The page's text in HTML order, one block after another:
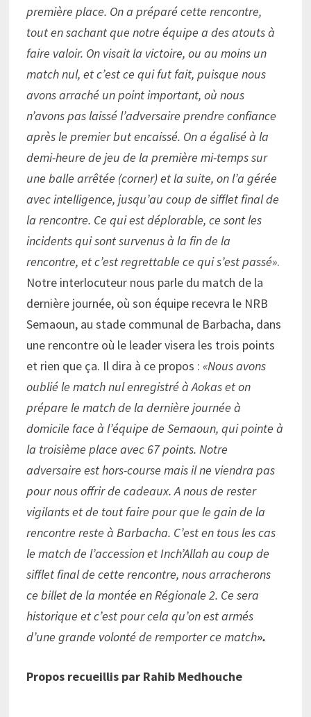
première place. On a préparé cette rencontre,
tout en sachant que notre équipe a des atouts à
faire valoir. On visait la victoire, ou au moins un
match nul, et c’est ce qui fut fait, puisque nous
avons arraché un point important, où nous
n’avons pas laissé l’adversaire prendre confiance
après le premier but encaissé. On a égalisé à la
demi-heure de jeu de la première mi-temps sur
une balle arrêtée (corner) et la suite, on l’a gérée
avec intelligence, jusqu’au coup de sifflet final de
la rencontre. Ce qui est déplorable, ce sont les
incidents qui sont survenus à la fin de la
rencontre, et c’est regrettable ce qui s’est passé».
Notre interlocuteur nous parle du match de la
dernière journée, où son équipe recevra le NRB
Semaoun, au stade communal de Barbacha, dans
une rencontre où le leader visera les trois points
et rien que ça. Il dira à ce propos : «Nous avons
oublié le match nul enregistré à Aokas et on
prépare le match de la dernière journée à
domicile face à l’équipe de Semaoun, qui pointe à
la troisième place avec 67 points. Notre
adversaire est hors-course mais il ne viendra pas
pour nous offrir de cadeaux. A nous de rester
vigilants et de tout faire pour que le gain de la
rencontre reste à Barbacha. C’est en tous les cas
le match de l’accession et Inch’Allah au coup de
sifflet final de cette rencontre, nous arracherons
ce billet de la montée en Régionale 2. Ce sera
historique et c’est pour cela qu’on est armés
d’une grande volonté de remporter ce match».
Propos recueillis par Rahib Medhouche